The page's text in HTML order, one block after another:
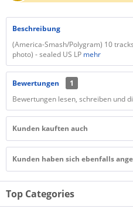
Beschreibung
(America-Smash/Polygram) 10
photo) - sealed US LP mehr
Bewertungen
1
Bewertungen lesen, schreiben und
Kunden kauften auch
Kunden haben sich ebenfalls
Top Categories